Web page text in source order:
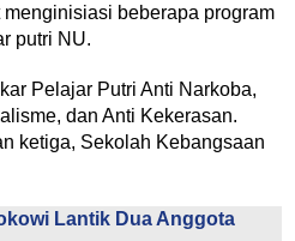
beberapa program
putri NU.
Pelajar Putri Anti Narkoba,
dan Anti Kekerasan.
ketiga, Sekolah Kebangsaan
Lantik Dua Anggota